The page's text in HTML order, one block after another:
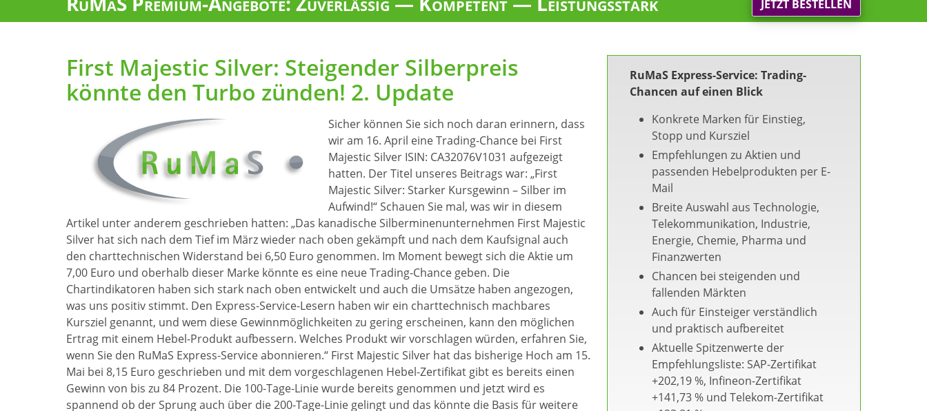
JETZT BESTELLEN
First Majestic Silver: Steigender Silberpreis
könnte den Turbo zünden! 2. Update
Sicher können Sie sich noch daran erinnern, dass
wir am 16. April eine Trading-Chance bei First
Majestic Silver ISIN: CA32076V1031 aufgezeigt
hatten. Der Titel unseres Beitrags war: „First
Majestic Silver: Starker Kursgewinn – Silber im
Aufwind!“ Schauen Sie mal, was wir in diesem
Artikel unter anderem geschrieben hatten: „Das kanadische Silberminenunternehmen First Majestic
Silver hat sich nach dem Tief im März wieder nach oben gekämpft und nach dem Kaufsignal auch
den charttechnischen Widerstand bei 6,50 Euro genommen. Im Moment bewegt sich die Aktie um
7,00 Euro und oberhalb dieser Marke könnte es eine neue Trading-Chance geben. Die
Chartindikatoren haben sich stark nach oben entwickelt und auch die Umsätze haben angezogen,
was uns positiv stimmt. Den Express-Service-Lesern haben wir ein charttechnisch machbares
Kursziel genannt, und wem diese Gewinnmöglichkeiten zu gering erscheinen, kann den möglichen
Ertrag mit einem Hebel-Produkt aufbessern. Welches Produkt wir vorschlagen würden, erfahren Sie,
wenn Sie den RuMaS Express-Service abonnieren.“ First Majestic Silver hat das bisherige Hoch am 15.
Mai bei 8,15 Euro geschrieben und mit dem vorgeschlagenen Hebel-Zertifikat gibt es bereits einen
Gewinn von bis zu 84 Prozent. Die 100-Tage-Linie wurde bereits genommen und jetzt wird es
spannend ob der Sprung auch über die 200-Tage-Linie gelingt und das könnte die Basis für weitere
RuMaS Express-Service: Trading-
Chancen auf einen Blick
Konkrete Marken für Einstieg,
Stopp und Kursziel
Empfehlungen zu Aktien und
passenden Hebelprodukten per E-
Mail
Breite Auswahl aus Technologie,
Telekommunikation, Industrie,
Energie, Chemie, Pharma und
Finanzwerten
Chancen bei steigenden und
fallenden Märkten
Auch für Einsteiger verständlich
und praktisch aufbereitet
Aktuelle Spitzenwerte der
Empfehlungsliste: SAP-Zertifikat
+202,19 %, Infineon-Zertifikat
+141,73 % und Telekom-Zertifikat